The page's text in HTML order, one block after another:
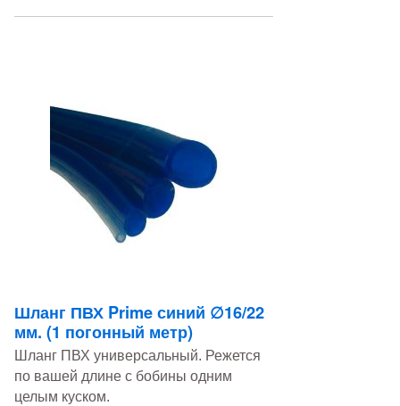
Шланг ПВХ Prime синий ∅16/22
мм. (1 погонный метр)
Шланг ПВХ универсальный. Режется
по вашей длине с бобины одним
целым куском.